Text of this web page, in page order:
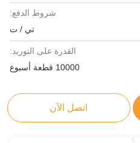
شروط الدفع:
تي / ت
القدرة على التوريد:
10000 قطعة أسبوع
اتصل الآن